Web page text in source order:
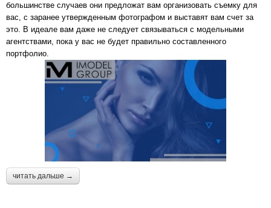
большинстве случаев они предложат вам организовать съемку для
вас, с заранее утвержденным фотографом и выставят вам счет за
это. В идеале вам даже не следует связываться с модельными
агентствами, пока у вас не будет правильно составленного
портфолио.
читать дальше →